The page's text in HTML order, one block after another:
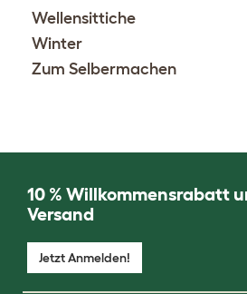
Wellensittiche
Winter
Zum Selbermachen
10 % Willkommensrabatt
Versand
Jetzt Anmelden!